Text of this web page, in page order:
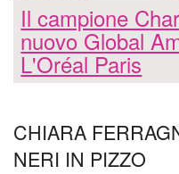
Il campione
nuovo Global
L'Oréal Paris
CHIARA
NERI IN PIZZO